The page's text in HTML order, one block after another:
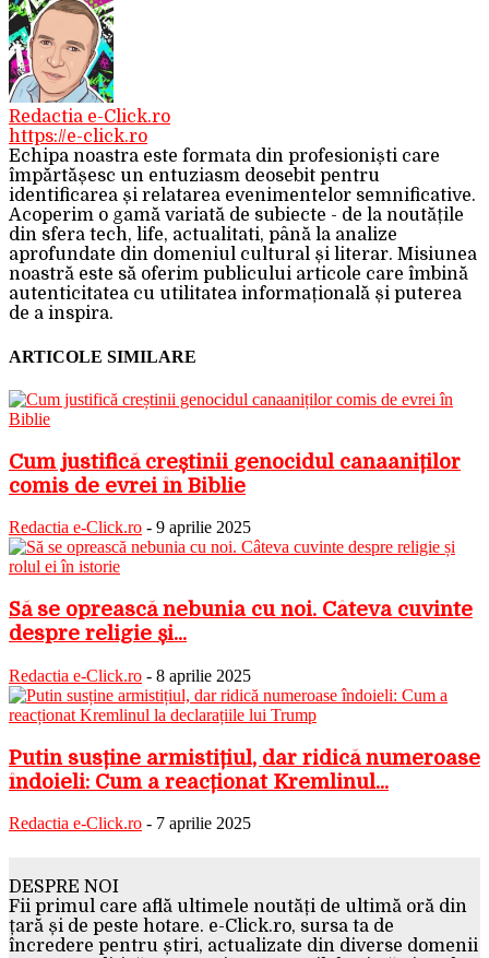
Redactia e-Click.ro
https://e-click.ro
Echipa noastra este formata din profesioniști care
împărtășesc un entuziasm deosebit pentru
identificarea și relatarea evenimentelor semnificative.
Acoperim o gamă variată de subiecte - de la noutățile
din sfera tech, life, actualitati, până la analize
aprofundate din domeniul cultural și literar. Misiunea
noastră este să oferim publicului articole care îmbină
autenticitatea cu utilitatea informațională și puterea
de a inspira.
ARTICOLE SIMILARE
Cum justifică creștinii genocidul canaaniților
comis de evrei în Biblie
Redactia e-Click.ro - 9 aprilie 2025
Să se oprească nebunia cu noi. Câteva cuvinte
despre religie și...
Redactia e-Click.ro - 8 aprilie 2025
Putin susține armistițiul, dar ridică numeroase
îndoieli: Cum a reacționat Kremlinul...
Redactia e-Click.ro - 7 aprilie 2025
DESPRE NOI
Fii primul care află ultimele noutăți de ultimă oră din
țară și de peste hotare. e-Click.ro, sursa ta de
încredere pentru știri, actualizate din diverse domenii